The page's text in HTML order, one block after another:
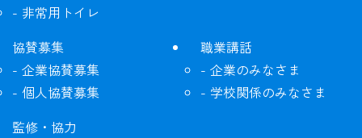
非常用トイレ
協賛募集
企業協賛募集
個人協賛募集
職業講話
企業のみなさま
学校関係のみなさま
監修・協力